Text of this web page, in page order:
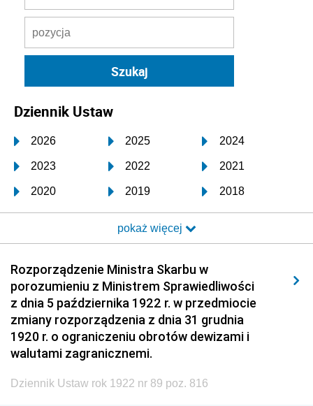
Dziennik Ustaw
2026 2025 2024
2023 2022 2021
2020 2019 2018
2017 2016 2015
2014 2013 2012
2011 2010
2008 2007 2006
2005 2004 2003
2002 2001 2000
pokaż więcej
Rozporządzenie Ministra Skarbu w
porozumieniu z Ministrem Sprawiedliwości
z dnia 5 października 1922 r. w przedmiocie
zmiany rozporządzenia z dnia 31 grudnia
1920 r. o ograniczeniu obrotów dewizami i
walutami zagranicznemi.
Dziennik Ustaw rok 1922 nr 89 poz. 816